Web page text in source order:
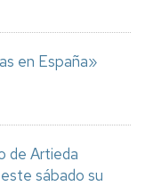
en España»
de Artieda
sábado su